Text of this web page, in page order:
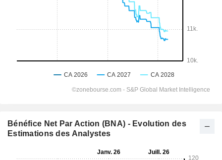
Bénéfice Net Par Action (BNA) - Evolution des
Estimations des Analystes